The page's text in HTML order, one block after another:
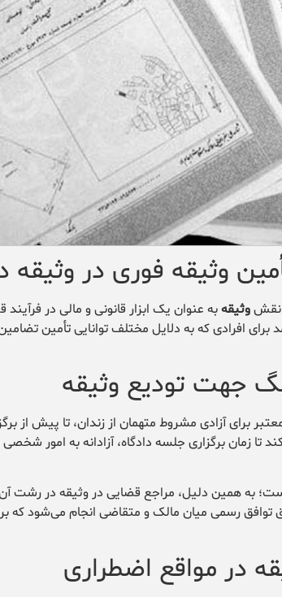
وثیقه فوری در
نقشوثیقهبه عنوان یک ابزار قانونی و مالی در
برای افرادی که به دلایل مختلف توانایی تأمین تضامین
برای آزادی مشروط متهمان از زندان، تا پیش از
برگزاری جلسه دادگاه، آزادانه به امور شخصی
توافق رسمی میان مالک و متقاضی انجام می‌شود که
در مواقع اضطراری